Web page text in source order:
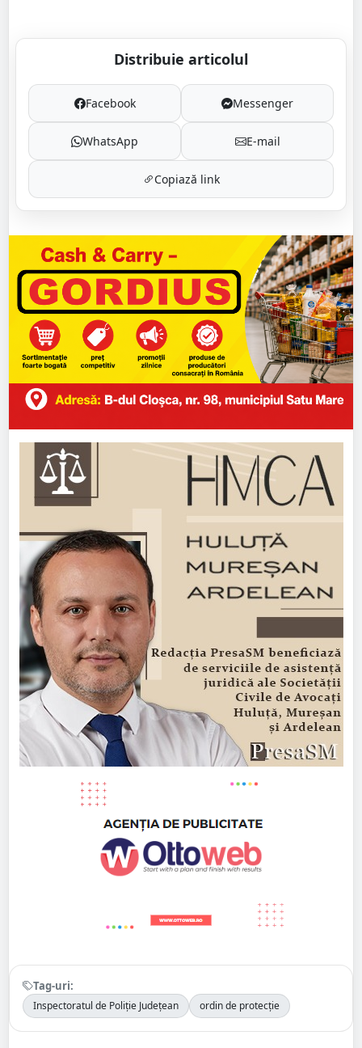
Distribuie articolul
Facebook Messenger
WhatsApp E-mail
Copiază link
Tag-uri:
Inspectoratul de Poliție Județean ordin de protecție